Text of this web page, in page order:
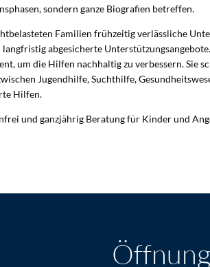
sondern ganze Biografien betreffen.
Familien frühzeitig verlässliche
abgesicherte
um die Hilfen nachhaltig zu verbessern. Sie
Jugendhilfe, Suchthilfe,
Hilfen.
und ganzjährig Beratung für Kinder und